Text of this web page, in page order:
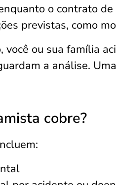
o contrato
previstas, como
ou sua família
a análise.
cobre?